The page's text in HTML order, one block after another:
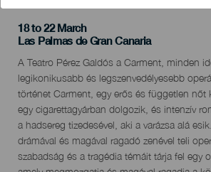
18 to 22 March
Localidad
Las Palmas de Gran Canaria
Descripción
del
evento
A Teatro Pérez Galdós a Carment, minden
legikonikusabb és legszenvedélyesebb
történet Carment, egy erős és független nőt
egy cigarettagyárban dolgozik, és intenzív
a hadsereg tizedesével, aki a varázsa alá
drámával és magával ragadó zenével teli
szabadság és a tragédia témáit tárja fel egy